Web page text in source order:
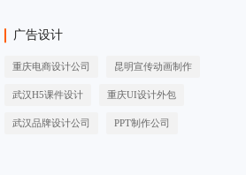
广告设计
重庆电商设计公司 昆明宣传动画制作
武汉H5课件设计 重庆UI设计外包
武汉品牌设计公司 PPT制作公司